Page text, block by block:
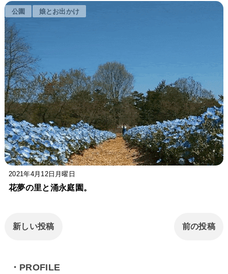
2021年4月12日月曜日
花夢の里と涌永庭園。
公園 娘とお出かけ
新しい投稿 前の投稿
・PROFILE